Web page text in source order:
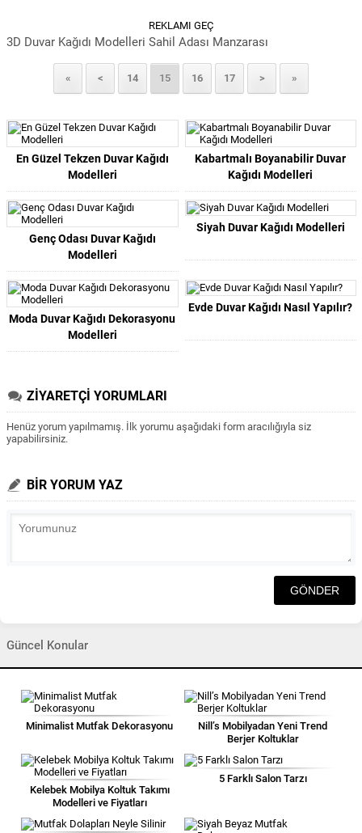
REKLAMI GEÇ
3D Duvar Kağıdı Modelleri Sahil Adası Manzarası
« < 14 15 16 17 > »
En Güzel Tekzen Duvar Kağıdı
Modelleri
Kabartmalı Boyanabilir Duvar
Kağıdı Modelleri
Genç Odası Duvar Kağıdı
Modelleri
Siyah Duvar Kağıdı Modelleri
Moda Duvar Kağıdı Dekorasyonu
Modelleri
Evde Duvar Kağıdı Nasıl Yapılır?
ZİYARETÇİ YORUMLARI
Henüz yorum yapılmamış. İlk yorumu aşağıdaki form aracılığıyla siz
yapabilirsiniz.
BİR YORUM YAZ
Güncel Konular
Minimalist Mutfak Dekorasyonu
Nill’s Mobilyadan Yeni Trend
Berjer Koltuklar
Kelebek Mobilya Koltuk Takımı
Modelleri ve Fiyatları
5 Farklı Salon Tarzı